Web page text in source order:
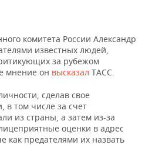
ПФОкомитета России Александр
известных людей,
за рубежом
мнение он высказал ТАСС.
сделав свое
в том числе за счет
из страны, а затем из-за
оценки в адрес
как предателями их назвать